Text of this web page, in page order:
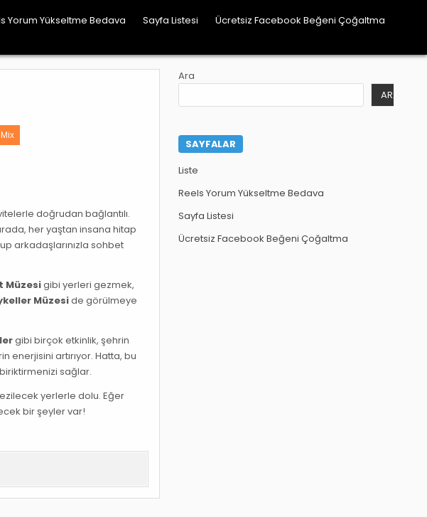
Yorum Yükseltme Bedava Sayfa Listesi Ücretsiz Facebook Beğeni Çoğaltma
Mix
doğrudan bağlantılı.
her yaştan insana hitap
arkadaşlarınızla sohbet
Müzesigibi yerleri gezmek,
Müzeside görülmeye
gibi birçok etkinlik, şehrin
enerjisini artırıyor. Hatta, bu
sağlar.
yerlerle dolu. Eğer
bir şeyler var!
Ara
ARA
SAYFALAR
Liste
Reels Yorum Yükseltme Bedava
Sayfa Listesi
Ücretsiz Facebook Beğeni Çoğaltma